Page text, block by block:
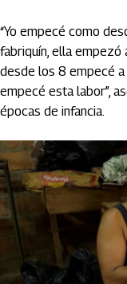
“Yo empecé como
fabriquín, ella empezó
desde los 8 empecé
empecé esta labor”,
épocas de infancia.